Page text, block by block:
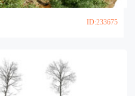
ID:233675